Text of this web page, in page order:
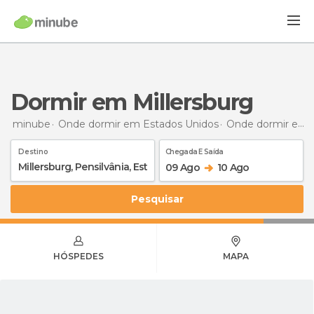
Dormir em Millersburg
minube Onde dormir em Estados Unidos Onde dormir em Pensilvânia
Destino Chegada E Saída
09 Ago 10 Ago
Pesquisar
HÓSPEDES MAPA